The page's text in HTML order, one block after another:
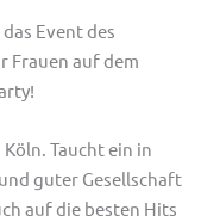
Event des
Frauen auf dem
Taucht ein in
guter Gesellschaft
auf die besten Hits